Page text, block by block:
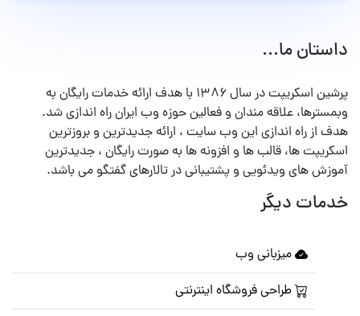
داستان ما...
پرشین اسکریپت در سال ۱۳۸۶ با هدف ارائه خدمات رایگان به
وبمسترها، علاقه مندان و فعالین حوزه وب ایران راه اندازی شد.
هدف از راه اندازی این وب سایت ، ارائه جدیدترین و بروزترین
اسکریپت ها، قالب ها و افزونه ها به صورت رایگان ، جدیدترین
آموزش های ویدئویی و پشتیبانی در تالارهای گفتگو می باشد.
خدمات دیگر
میزبانی وب
طراحی فروشگاه اینترنتی